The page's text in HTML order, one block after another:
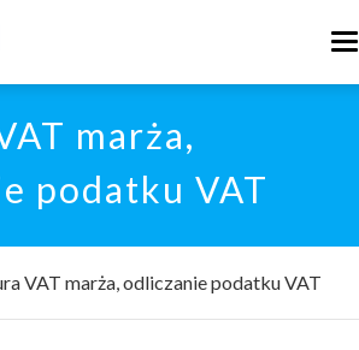
marża,
podatku VAT
VAT marża, odliczanie podatku VAT